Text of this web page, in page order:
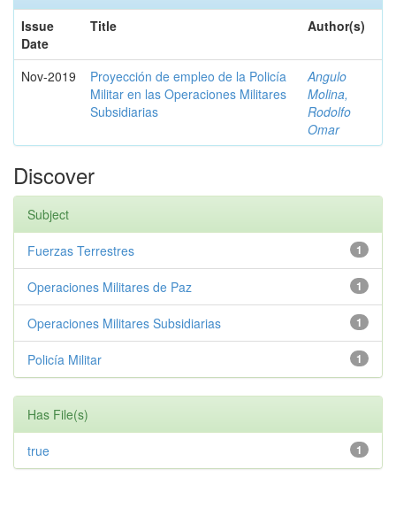
Issue
Date
Title Author(s)
Nov-2019
Proyección de empleo de la Policía
Militar en las Operaciones Militares
Subsidiarias
Angulo
Molina,
Rodolfo
Omar
Discover
Subject
1
Fuerzas Terrestres
1
Operaciones Militares de Paz
1
Operaciones Militares Subsidiarias
1
Policía Militar
Has File(s)
1
true